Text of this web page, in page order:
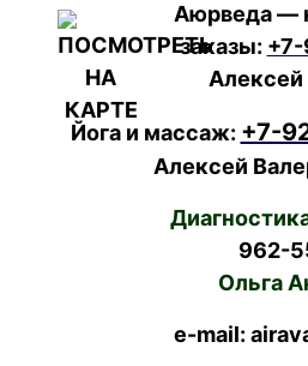
Аюрведа —
заказы:
Алексей
Йога и массаж: +7-
Алексей
962-
Ольга
e-mail: